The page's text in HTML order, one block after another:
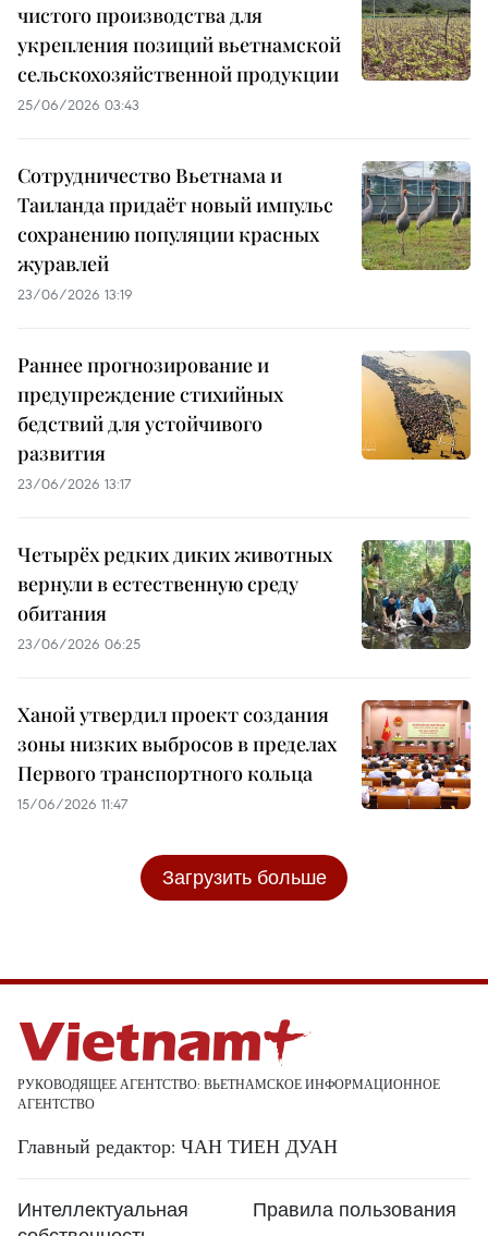
чистого производства для
укрепления позиций вьетнамской
сельскохозяйственной продукции
25/06/2026 03:43
Сотрудничество Вьетнама и
Таиланда придаёт новый импульс
сохранению популяции красных
журавлей
23/06/2026 13:19
Раннее прогнозирование и
предупреждение стихийных
бедствий для устойчивого
развития
23/06/2026 13:17
Четырёх редких диких животных
вернули в естественную среду
обитания
23/06/2026 06:25
Ханой утвердил проект создания
зоны низких выбросов в пределах
Первого транспортного кольца
15/06/2026 11:47
Загрузить больше
РУКОВОДЯЩЕЕ АГЕНТСТВО: ВЬЕТНАМСКОЕ ИНФОРМАЦИОННОЕ
АГЕНТСТВО
Главный редактор: ЧАН ТИЕН ДУАН
Интеллектуальная
Правила пользования